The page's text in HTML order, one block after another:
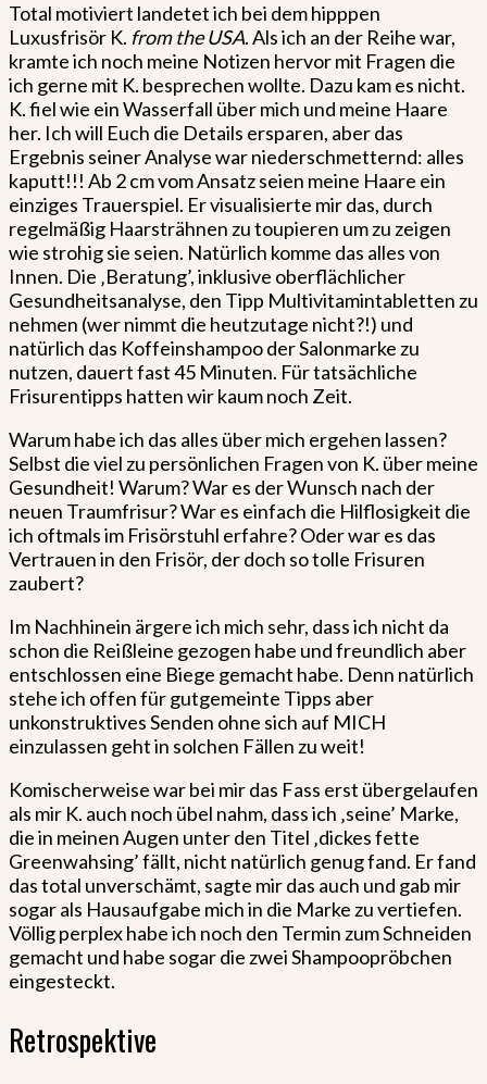
Total motiviert landetet ich bei dem hipppen
Luxusfrisör K. from the USA. Als ich an der Reihe war,
kramte ich noch meine Notizen hervor mit Fragen die
ich gerne mit K. besprechen wollte. Dazu kam es nicht.
K. fiel wie ein Wasserfall über mich und meine Haare
her. Ich will Euch die Details ersparen, aber das
Ergebnis seiner Analyse war niederschmetternd: alles
kaputt!!! Ab 2 cm vom Ansatz seien meine Haare ein
einziges Trauerspiel. Er visualisierte mir das, durch
regelmäßig Haarsträhnen zu toupieren um zu zeigen
wie strohig sie seien. Natürlich komme das alles von
Innen. Die ‚Beratung’, inklusive oberflächlicher
Gesundheitsanalyse, den Tipp Multivitamintabletten zu
nehmen (wer nimmt die heutzutage nicht?!) und
natürlich das Koffeinshampoo der Salonmarke zu
nutzen, dauert fast 45 Minuten. Für tatsächliche
Frisurentipps hatten wir kaum noch Zeit.
Warum habe ich das alles über mich ergehen lassen?
Selbst die viel zu persönlichen Fragen von K. über meine
Gesundheit! Warum? War es der Wunsch nach der
neuen Traumfrisur? War es einfach die Hilflosigkeit die
ich oftmals im Frisörstuhl erfahre? Oder war es das
Vertrauen in den Frisör, der doch so tolle Frisuren
zaubert?
Im Nachhinein ärgere ich mich sehr, dass ich nicht da
schon die Reißleine gezogen habe und freundlich aber
entschlossen eine Biege gemacht habe. Denn natürlich
stehe ich offen für gutgemeinte Tipps aber
unkonstruktives Senden ohne sich auf MICH
einzulassen geht in solchen Fällen zu weit!
Komischerweise war bei mir das Fass erst übergelaufen
als mir K. auch noch übel nahm, dass ich ‚seine’ Marke,
die in meinen Augen unter den Titel ‚dickes fette
Greenwahsing’ fällt, nicht natürlich genug fand. Er fand
das total unverschämt, sagte mir das auch und gab mir
sogar als Hausaufgabe mich in die Marke zu vertiefen.
Völlig perplex habe ich noch den Termin zum Schneiden
gemacht und habe sogar die zwei Shampoopröbchen
eingesteckt.
Retrospektive